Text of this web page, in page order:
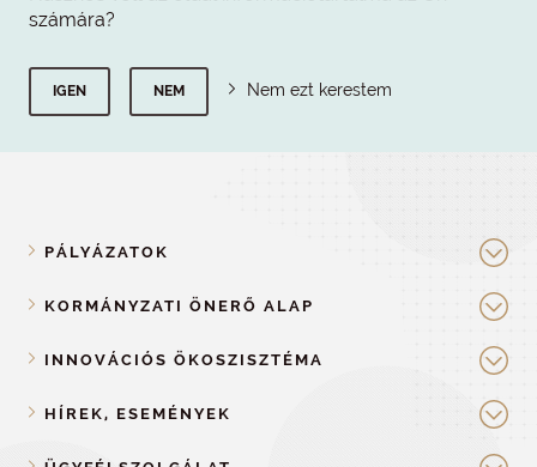
számára?
IGEN NEM Nem ezt kerestem
PÁLYÁZATOK
KORMÁNYZATI ÖNERŐ ALAP
INNOVÁCIÓS ÖKOSZISZTÉMA
HÍREK, ESEMÉNYEK